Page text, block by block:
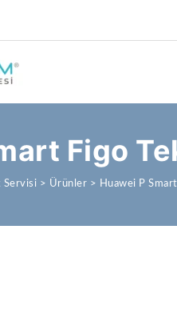
Figo
Servisi > Ürünler > Huawei P